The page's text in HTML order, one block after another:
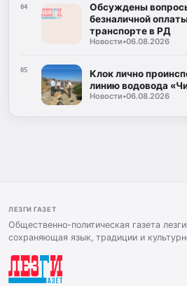
04
Обсуждены
безналичной
транспорте в РД
Новости•06.08.2026
05
Клок лично
линию водовода
Новости•06.08.2026
ЛЕЗГИ ГАЗЕТ
Общественно-политическая газета
сохраняющая язык, традиции и